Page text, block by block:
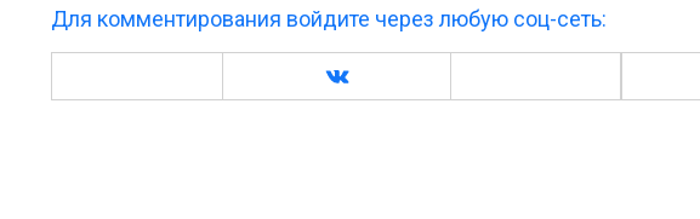
Для комментирования войдите через любую соц-сеть: